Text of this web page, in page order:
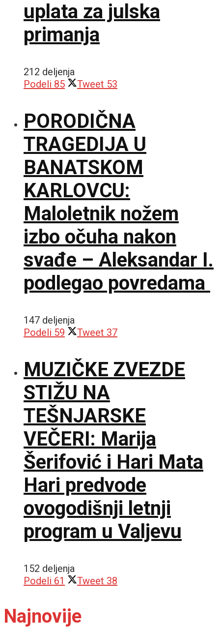
uplata za julska
primanja
212 deljenja
Podeli 85 Tweet 53
PORODIČNA
TRAGEDIJA U
BANATSKOM
KARLOVCU:
Maloletnik nožem
izbo očuha nakon
svađe – Aleksandar I.
podlegao povredama
147 deljenja
Podeli 59 Tweet 37
MUZIČKE ZVEZDE
STIŽU NA
TEŠNJARSKE
VEČERI: Marija
Šerifović i Hari Mata
Hari predvode
ovogodišnji letnji
program u Valjevu
152 deljenja
Podeli 61 Tweet 38
Najnovije